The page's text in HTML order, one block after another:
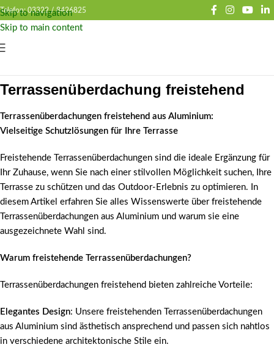
Skip to navigation
Skip to main content
Telefon: 03322 /8426825
Terrassenüberdachung freistehend
Terrassenüberdachungen freistehend aus Aluminium:
Vielseitige Schutzlösungen für Ihre Terrasse
Freistehende Terrassenüberdachungen sind die ideale Ergänzung für
Ihr Zuhause, wenn Sie nach einer stilvollen Möglichkeit suchen, Ihre
Terrasse zu schützen und das Outdoor-Erlebnis zu optimieren. In
diesem Artikel erfahren Sie alles Wissenswerte über freistehende
Terrassenüberdachungen aus Aluminium und warum sie eine
ausgezeichnete Wahl sind.
Warum freistehende Terrassenüberdachungen?
Terrassenüberdachungen freistehend bieten zahlreiche Vorteile:
Elegantes Design: Unsere freistehenden Terrassenüberdachungen
aus Aluminium sind ästhetisch ansprechend und passen sich nahtlos
in verschiedene architektonische Stile ein.